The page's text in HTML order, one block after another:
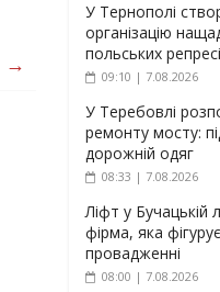
→
У Тернополі
організацію
польських
09:10 | 7.08.2026
У Теребовлі
ремонту мосту:
дорожній одяг
08:33 | 7.08.2026
Ліфт у Бучацькій
фірма, яка
провадженні
08:00 | 7.08.2026